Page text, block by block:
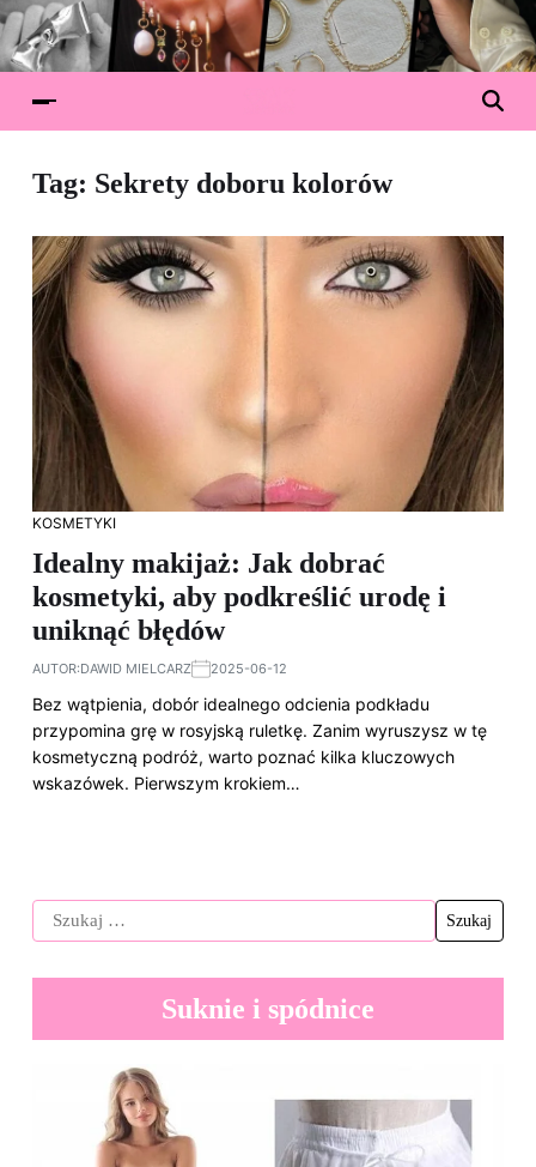
Tag: Sekrety doboru kolorów
KOSMETYKI
Idealny makijaż: Jak dobrać
kosmetyki, aby podkreślić urodę i
uniknąć błędów
AUTOR:DAWID MIELCARZ 2025-06-12
Bez wątpienia, dobór idealnego odcienia podkładu
przypomina grę w rosyjską ruletkę. Zanim wyruszysz w tę
kosmetyczną podróż, warto poznać kilka kluczowych
wskazówek. Pierwszym krokiem…
Suknie i spódnice